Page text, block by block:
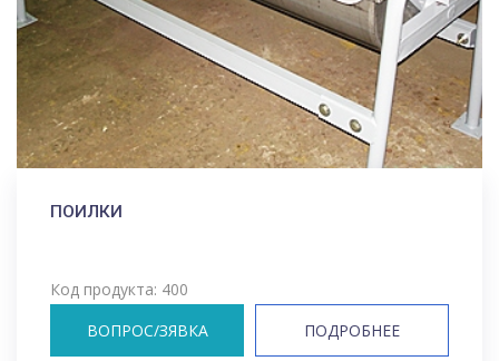
ПОИЛКИ
Код продукта: 400
ВОПРОС/ЗЯВКА
ПОДРОБНЕЕ